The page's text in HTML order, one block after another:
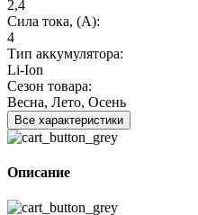
2,4
Сила тока, (А):
4
Тип аккумулятора:
Li-Ion
Сезон товара:
Весна, Лето, Осень
Все характеристики
Описание